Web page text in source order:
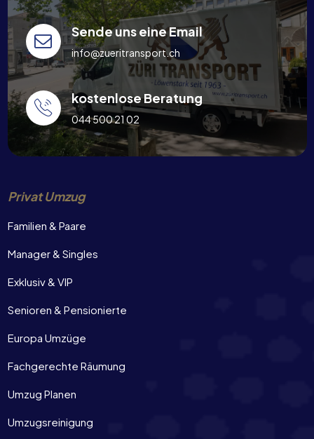
Sende uns eine Email
info@zueritransport.ch
kostenlose Beratung
044 500 21 02
Privat Umzug
Familien & Paare
Manager & Singles
Exklusiv & VIP
Senioren & Pensionierte
Europa Umzüge
Fachgerechte Räumung
Umzug Planen
Umzugsreinigung